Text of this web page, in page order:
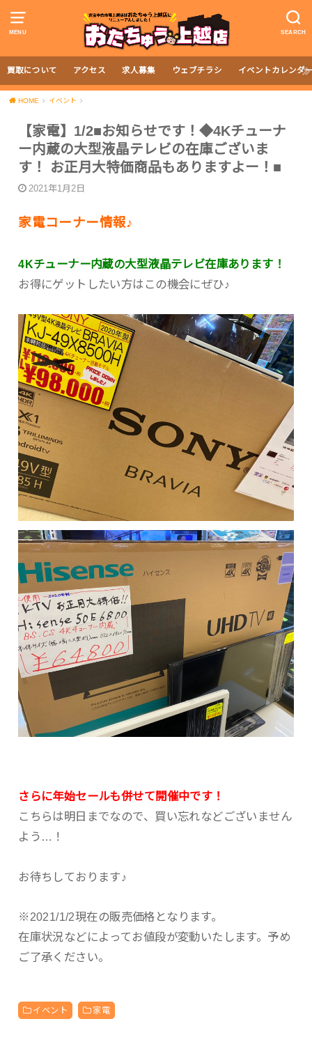
MENU SEARCH
買取について アクセス 求人募集 ウェブチラシ イベントカレンダ
HOME イベント
【家電】1/2■お知らせです！◆4Kチューナ
ー内蔵の大型液晶テレビの在庫ございま
す！ お正月大特価商品もありますよー！■
2021年1月2日
家電コーナー情報♪
4Kチューナー内蔵の大型液晶テレビ在庫あります！
お得にゲットしたい方はこの機会にぜひ♪
さらに年始セールも併せて開催中です！
こちらは明日までなので、買い忘れなどございません
よう…！
お待ちしております♪
※2021/1/2現在の販売価格となります。
在庫状況などによってお値段が変動いたします。予め
ご了承ください。
イベント 家電